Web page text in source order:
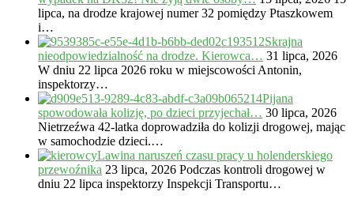
lipca, na drodze krajowej numer 32 pomiędzy Ptaszkowem
i…
Skrajna
nieodpowiedzialność na drodze. Kierowca… 31 lipca, 2026
W dniu 22 lipca 2026 roku w miejscowości Antonin,
inspektorzy…
Pijana
spowodowała kolizję, po dzieci przyjechał… 30 lipca, 2026
Nietrzeźwa 42-latka doprowadziła do kolizji drogowej, mając
w samochodzie dzieci.…
Lawina naruszeń czasu pracy u holenderskiego
przewoźnika 23 lipca, 2026 Podczas kontroli drogowej w
dniu 22 lipca inspektorzy Inspekcji Transportu…